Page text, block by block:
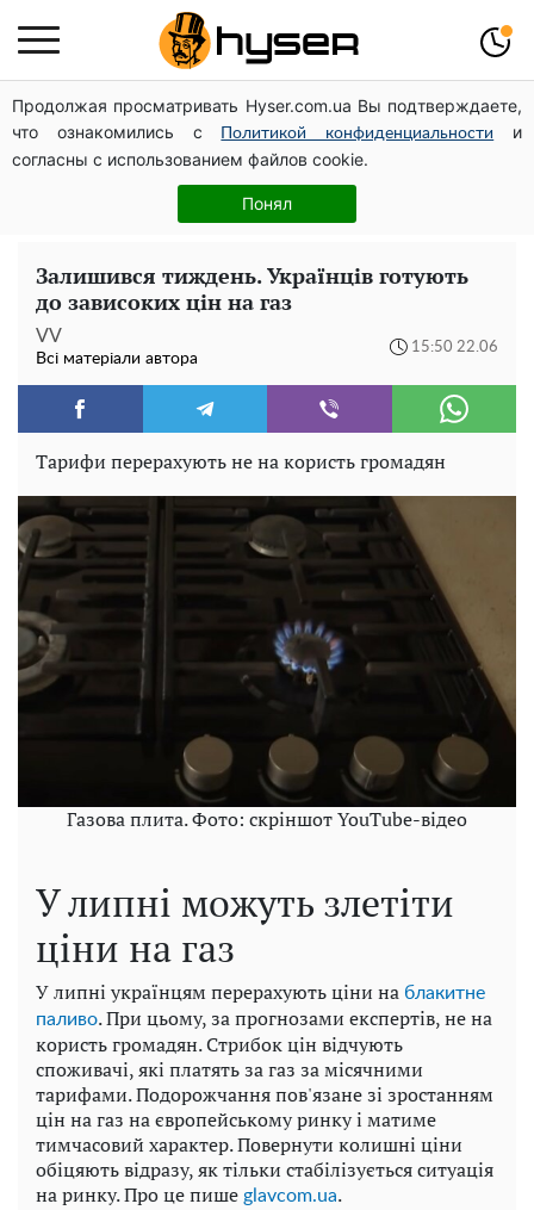
Продолжая просматривать Hyser.com.ua Вы подтверждаете,
что ознакомились с
Политикой конфиденциальности
и
согласны с использованием файлов cookie.
Понял
Дрони із націнкою: Олександр Конотопський вивів
мільйони оборонного бюджету через фіктивну фірму в
Естонії
Повністю гола Анна Трінчер блиснула "принадами":
таких розмірів ви ще не бачили
Залишився тиждень. Українців готують
до зависоких цін на газ
VV
Всі матеріали автора
15:50 22.06
Тарифи перерахують не на користь громадян
Газова плита. Фото: скріншот YouTube-відео
У липні можуть злетіти
ціни на газ
У липні українцям перерахують ціни на блакитне
паливо. При цьому, за прогнозами експертів, не на
користь громадян. Стрибок цін відчують
споживачі, які платять за газ за місячними
тарифами. Подорожчання пов'язане зі зростанням
цін на газ на європейському ринку і матиме
тимчасовий характер. Повернути колишні ціни
обіцяють відразу, як тільки стабілізується ситуація
на ринку. Про це пише glavcom.ua.